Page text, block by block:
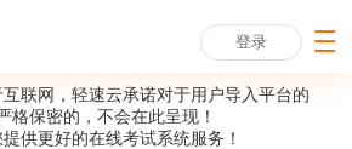
登录
联网，轻速云承诺对于用户导入平台的
格保密的，不会在此呈现！
供更好的在线考试系统服务！